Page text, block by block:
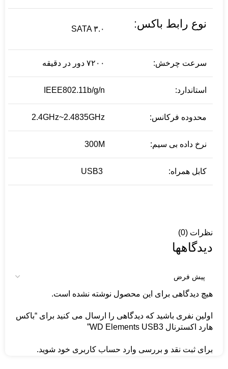
نوع رابط باکس: SATA ۳.۰
سرعت چرخش: ۷۲۰۰ دور در دقیقه
استاندارد: IEEE802.11b/g/n
محدوده فرکانس: 2.4GHz~2.4835GHz
نرخ داده بی سیم: 300M
کابل همراه:
نظرات (0)
دیدگاهها
هیچ دیدگاهی برای این محصول نوشته نشده است.
اولین نفری باشید که دیدگاهی را ارسال می کنید برای “باکس
هارد اکسترنال WD Elements USB3”
برای ثبت نقد و بررسی وارد حساب کاربری خود شوید.